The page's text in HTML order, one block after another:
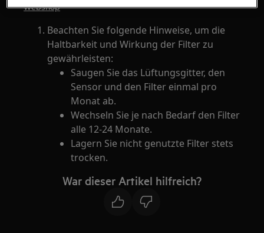
Webshop
Beachten Sie folgende Hinweise, um die
Haltbarkeit und Wirkung der Filter zu
gewährleisten:
Saugen Sie das Lüftungsgitter, den
Sensor und den Filter einmal pro
Monat ab.
Wechseln Sie je nach Bedarf den Filter
alle 12-24 Monate.
Lagern Sie nicht genutzte Filter stets
trocken.
War dieser Artikel hilfreich?